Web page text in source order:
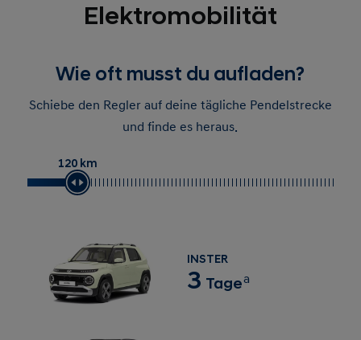
Wie oft musst du aufladen?
und finde es heraus.
120 km